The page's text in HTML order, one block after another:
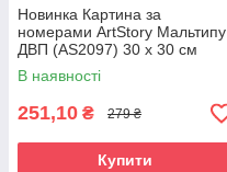
Новинка Картина за
номерами ArtStory Мальтипу
ДВП (AS2097) 30 х 30 см
В наявності
251,10 ₴ 279 ₴
Купити